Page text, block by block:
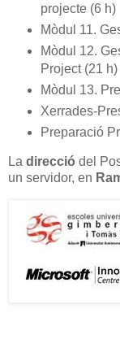
projecte (6 h)
Mòdul 11.
Mòdul 12.
Project (21 h)
Mòdul 13.
Xerrades-
Preparació
La direcció del
un servidor, en